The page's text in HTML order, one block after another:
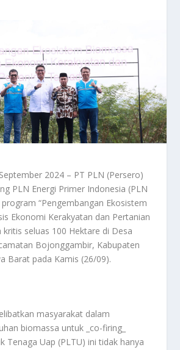
2024 – PT PLN (Persero)
PLN Energi Primer Indonesia (PLN
“Pengembangan Ekosistem
Ekonomi Kerakyatan dan Pertanian
kritis seluas 100 Hektare di Desa
Bojonggambir, Kabupaten
Barat pada Kamis (26/09).
masyarakat dalam
biomassa untuk _co-firing_
Tenaga Uap (PLTU) ini tidak hanya